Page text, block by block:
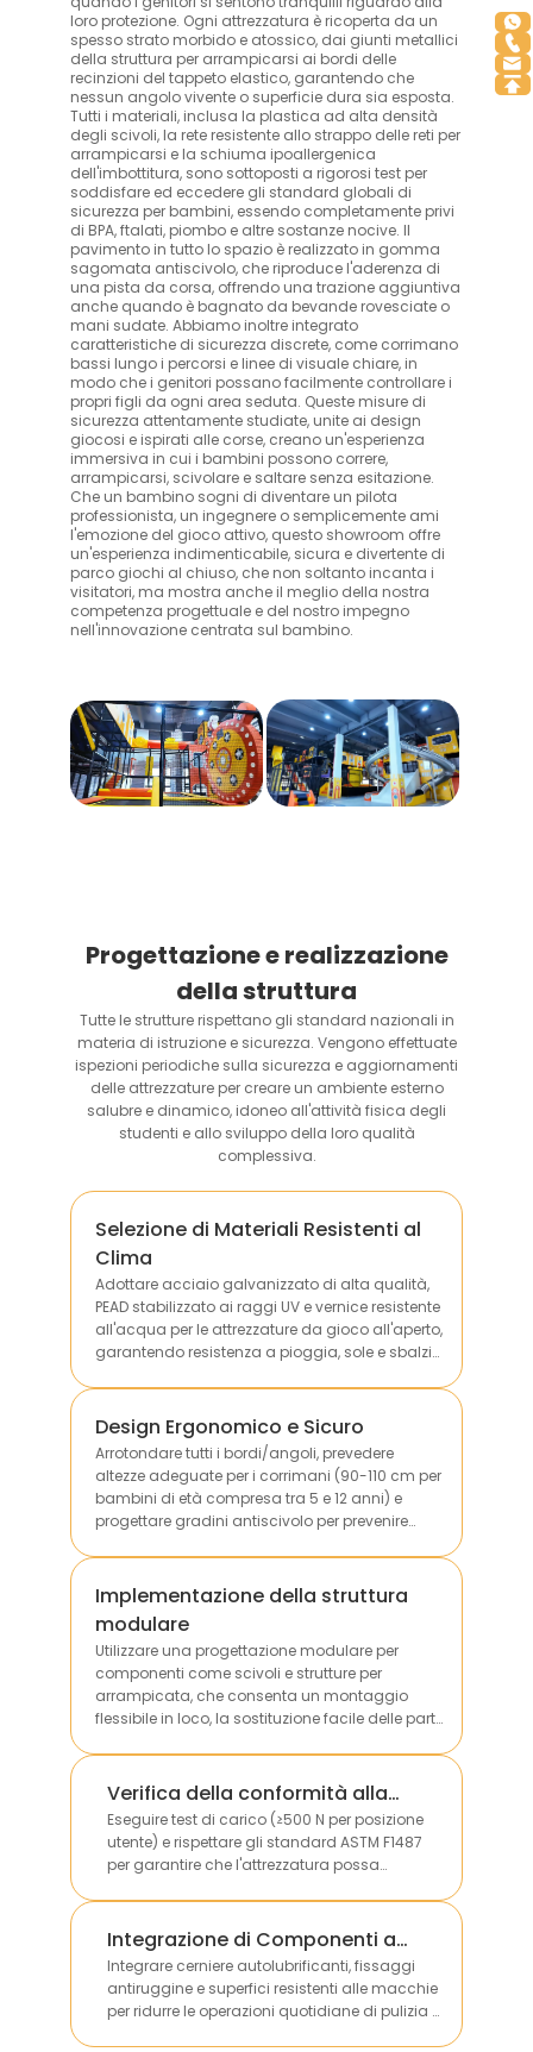
loro protezione. Ogni attrezzatura è ricoperta da un
spesso strato morbido e atossico, dai giunti metallici
della struttura per arrampicarsi ai bordi delle
recinzioni del tappeto elastico, garantendo che
nessun angolo vivente o superficie dura sia esposta.
Tutti i materiali, inclusa la plastica ad alta densità
degli scivoli, la rete resistente allo strappo delle reti per
arrampicarsi e la schiuma ipoallergenica
dell'imbottitura, sono sottoposti a rigorosi test per
soddisfare ed eccedere gli standard globali di
sicurezza per bambini, essendo completamente privi
di BPA, ftalati, piombo e altre sostanze nocive. Il
pavimento in tutto lo spazio è realizzato in gomma
sagomata antiscivolo, che riproduce l'aderenza di
una pista da corsa, offrendo una trazione aggiuntiva
anche quando è bagnato da bevande rovesciate o
mani sudate. Abbiamo inoltre integrato
caratteristiche di sicurezza discrete, come corrimano
bassi lungo i percorsi e linee di visuale chiare, in
modo che i genitori possano facilmente controllare i
propri figli da ogni area seduta. Queste misure di
sicurezza attentamente studiate, unite ai design
giocosi e ispirati alle corse, creano un'esperienza
immersiva in cui i bambini possono correre,
arrampicarsi, scivolare e saltare senza esitazione.
Che un bambino sogni di diventare un pilota
professionista, un ingegnere o semplicemente ami
l'emozione del gioco attivo, questo showroom offre
un'esperienza indimenticabile, sicura e divertente di
parco giochi al chiuso, che non soltanto incanta i
visitatori, ma mostra anche il meglio della nostra
competenza progettuale e del nostro impegno
nell'innovazione centrata sul bambino.
Progettazione e realizzazione
della struttura
Tutte le strutture rispettano gli standard nazionali in
materia di istruzione e sicurezza. Vengono effettuate
ispezioni periodiche sulla sicurezza e aggiornamenti
delle attrezzature per creare un ambiente esterno
salubre e dinamico, idoneo all'attività fisica degli
studenti e allo sviluppo della loro qualità
complessiva.
Selezione di Materiali Resistenti al
Clima
Adottare acciaio galvanizzato di alta qualità,
PEAD stabilizzato ai raggi UV e vernice resistente
all'acqua per le attrezzature da gioco all'aperto,
garantendo resistenza a pioggia, sole e sbalzi
Design Ergonomico e Sicuro
Arrotondare tutti i bordi/angoli, prevedere
altezze adeguate per i corrimani (90-110 cm per
bambini di età compresa tra 5 e 12 anni) e
progettare gradini antiscivolo per prevenire
Implementazione della struttura
modulare
Utilizzare una progettazione modulare per
componenti come scivoli e strutture per
arrampicata, che consenta un montaggio
flessibile in loco, la sostituzione facile delle parti
Verifica della conformità alla
portata
Eseguire test di carico (≥500 N per posizione
utente) e rispettare gli standard ASTM F1487
per garantire che l'attrezzatura possa
Integrazione di Componenti a
Basso Manutenzione
Integrare cerniere autolubrificanti, fissaggi
antiruggine e superfici resistenti alle macchie
per ridurre le operazioni quotidiane di pulizia e